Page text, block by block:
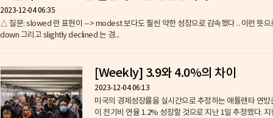
2023-12-04 06:35
△ 질문: slowed 란 표현이 --> modest 보다도 훨씬 약한 성장으로 감속했다 .. 이런 뜻
down 그리고 slightly declined 는 경...
[Weekly] 3.9와 4.0%의 차이
2023-12-04 06:13
미국의 경제성장률을 실시간으로 추정하는 애틀랜타 연
이 전기비 연율 1.2% 성장할 것으로 지난 1일 추정했다.